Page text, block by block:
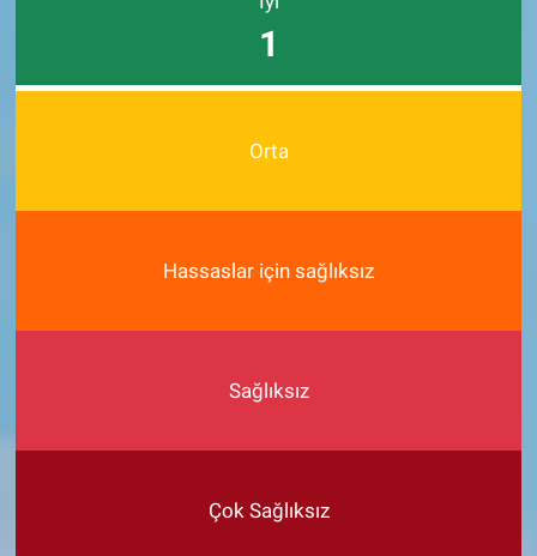
1
Orta
Hassaslar için sağlıksız
Sağlıksız
Çok Sağlıksız